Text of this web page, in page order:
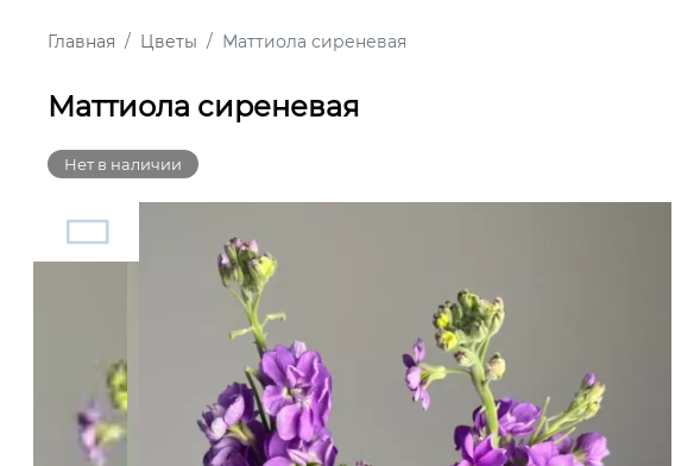
Главная Цветы Маттиола сиреневая
Маттиола сиреневая
Нет в наличии